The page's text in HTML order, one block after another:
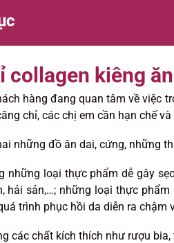
collagen kiêng
hàng đang quan tâm về việc
chỉ, các chị em cần hạn chế
những đồ ăn dai, cứng, những
những loại thực phẩm dễ gây
hải sản,…; những loại thực
trình phục hồi da diễn ra chậm
các chất kích thích như rượu bia,